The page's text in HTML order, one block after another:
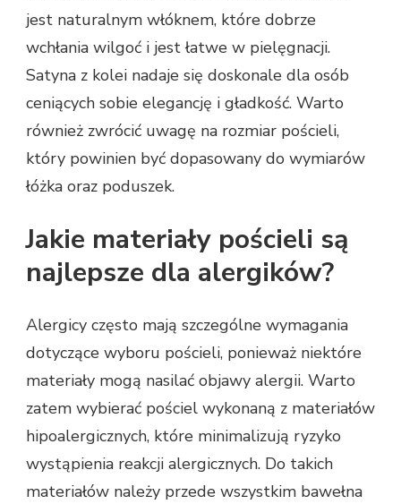
jest naturalnym włóknem, które dobrze
wchłania wilgoć i jest łatwe w pielęgnacji.
Satyna z kolei nadaje się doskonale dla osób
ceniących sobie elegancję i gładkość. Warto
również zwrócić uwagę na rozmiar pościeli,
który powinien być dopasowany do wymiarów
łóżka oraz poduszek.
Jakie materiały pościeli są
najlepsze dla alergików?
Alergicy często mają szczególne wymagania
dotyczące wyboru pościeli, ponieważ niektóre
materiały mogą nasilać objawy alergii. Warto
zatem wybierać pościel wykonaną z materiałów
hipoalergicznych, które minimalizują ryzyko
wystąpienia reakcji alergicznych. Do takich
materiałów należy przede wszystkim bawełna